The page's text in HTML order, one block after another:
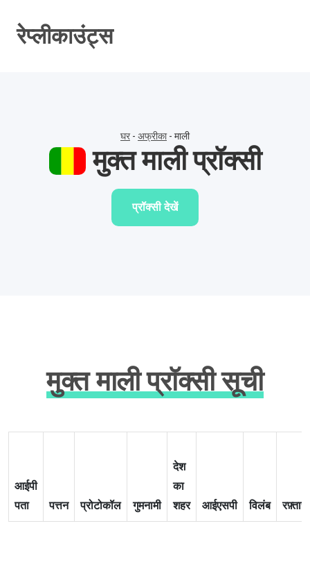
रेप्लीकाउंट्स
घर- अफ्रीका- माली
मुक्त माली प्रॉक्सी
प्रॉक्सी देखें
मुक्त माली प्रॉक्सी सूची
आईपी
पता
पत्तन प्रोटोकॉल गुमनामी
देश
का
शहर
आईएसपी विलंब रफ़्तार